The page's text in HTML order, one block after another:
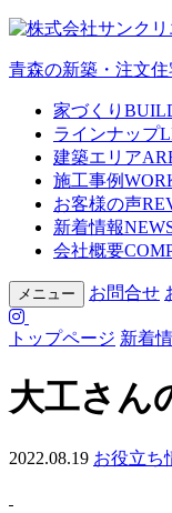
青森の新築・注文
家づくり
ラインナップ
建築エリア
施工事例
お客様の声
新着情報
会社概要
メニュー お問合せ
トップページ 新着
大工さん
2022.08.19 お役立ち